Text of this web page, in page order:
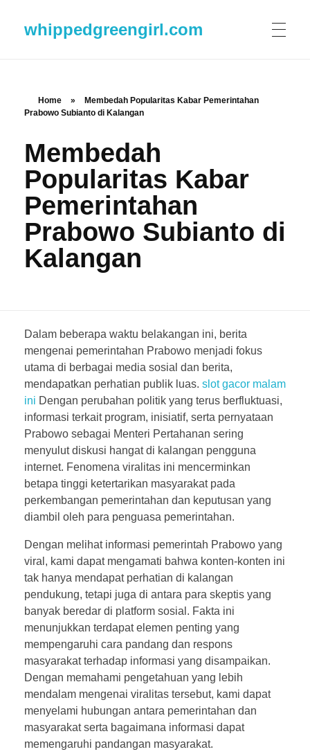
whippedgreengirl.com
Home »
Membedah Popularitas Kabar Pemerintahan
Prabowo Subianto di Kalangan
Membedah
Popularitas Kabar
Pemerintahan
Prabowo Subianto di
Kalangan
M
e
m
b
e
d
a
P
o
p
u
l
a
r
Dalam beberapa waktu belakangan ini, berita
mengenai pemerintahan Prabowo menjadi fokus
utama di berbagai media sosial dan berita,
mendapatkan perhatian publik luas. slot gacor malam
ini Dengan perubahan politik yang terus berfluktuasi,
informasi terkait program, inisiatif, serta pernyataan
Prabowo sebagai Menteri Pertahanan sering
menyulut diskusi hangat di kalangan pengguna
internet. Fenomena viralitas ini mencerminkan
betapa tinggi ketertarikan masyarakat pada
perkembangan pemerintahan dan keputusan yang
diambil oleh para penguasa pemerintahan.
Dengan melihat informasi pemerintah Prabowo yang
viral, kami dapat mengamati bahwa konten-konten ini
tak hanya mendapat perhatian di kalangan
pendukung, tetapi juga di antara para skeptis yang
banyak beredar di platform sosial. Fakta ini
menunjukkan terdapat elemen penting yang
mempengaruhi cara pandang dan respons
masyarakat terhadap informasi yang disampaikan.
Dengan memahami pengetahuan yang lebih
mendalam mengenai viralitas tersebut, kami dapat
menyelami hubungan antara pemerintahan dan
masyarakat serta bagaimana informasi dapat
memengaruhi pandangan masyarakat.